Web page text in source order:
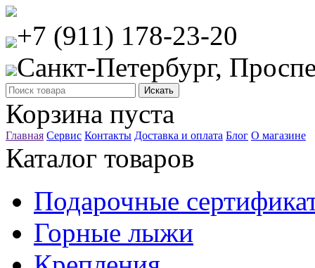
+7 (911) 178-23-20
Санкт-Петербург,
Корзина пуста
Главная Сервис Контакты Доставка и оплата Блог О магазине
Каталог товаров
Подарочные
Горные лыжи